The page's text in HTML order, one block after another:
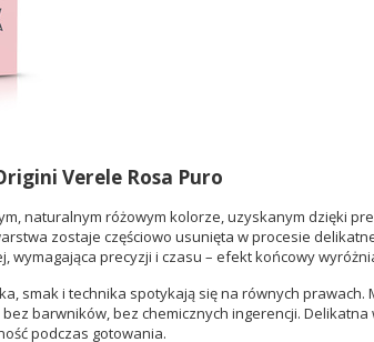
Verele Rosa Puro
naturalnym różowym kolorze, uzyskanym dzięki
zostaje częściowo usunięta w procesie
precyzji i czasu – efekt końcowy
smak i technika spotykają się na równych
barwników, bez chemicznych ingerencji.
podczas gotowania.